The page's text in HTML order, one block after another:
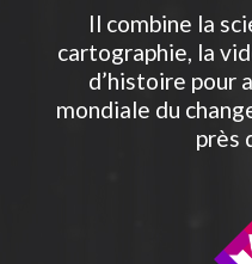
Il combine la
cartographie, la
d’histoire pour
mondiale du
près